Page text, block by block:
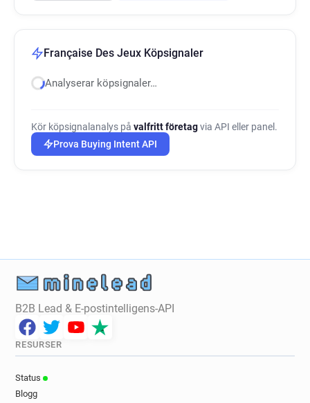
Française Des Jeux Köpsignaler
Analyserar köpsignaler…
Kör köpsignalanalys på valfritt företagvia API eller panel.
Prova Buying Intent API
B2B Lead & E-postintelligens-API
RESURSER
Status
Blogg